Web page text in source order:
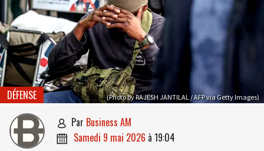
(Photo by RAJESH JANTILAL / AFP via Getty Images)
DÉFENSE
 par Business AM
 samedi 9 mai 2026 à 19:04